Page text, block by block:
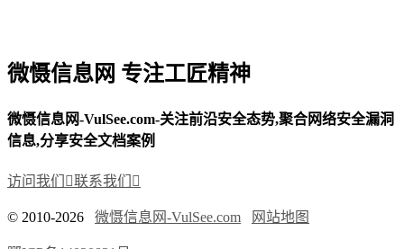
微慑信息网 专注工匠精神
微慑信息网-VulSee.com-关注前沿安全态势,聚合网络安全漏洞
信息,分享安全文档案例
访问我们 联系我们 
© 2010-2026 微慑信息网-VulSee.com 网站地图